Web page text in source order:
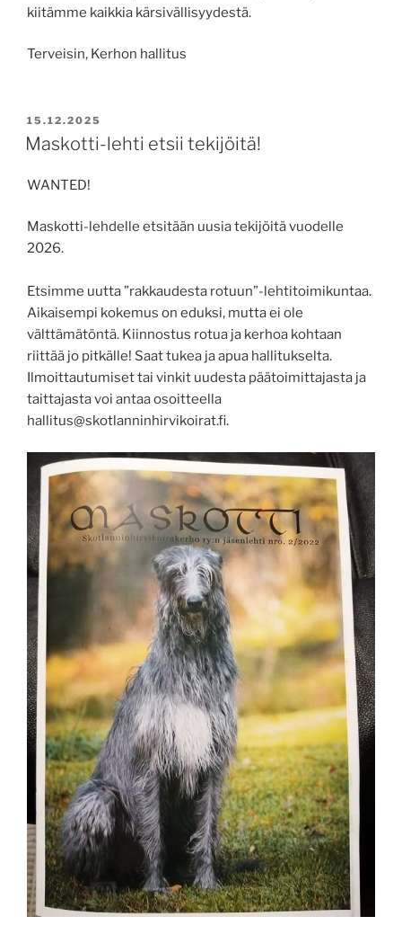
kiitämme kaikkia kärsivällisyydestä.
Terveisin, Kerhon hallitus
POSTED
ON
15.12.2025
Maskotti-lehti etsii tekijöitä!
WANTED!
Maskotti-lehdelle etsitään uusia tekijöitä vuodelle
2026.
Etsimme uutta ”rakkaudesta rotuun”-lehtitoimikuntaa.
Aikaisempi kokemus on eduksi, mutta ei ole
välttämätöntä. Kiinnostus rotua ja kerhoa kohtaan
riittää jo pitkälle! Saat tukea ja apua hallitukselta.
Ilmoittautumiset tai vinkit uudesta päätoimittajasta ja
taittajasta voi antaa osoitteella
hallitus@skotlanninhirvikoirat.fi.